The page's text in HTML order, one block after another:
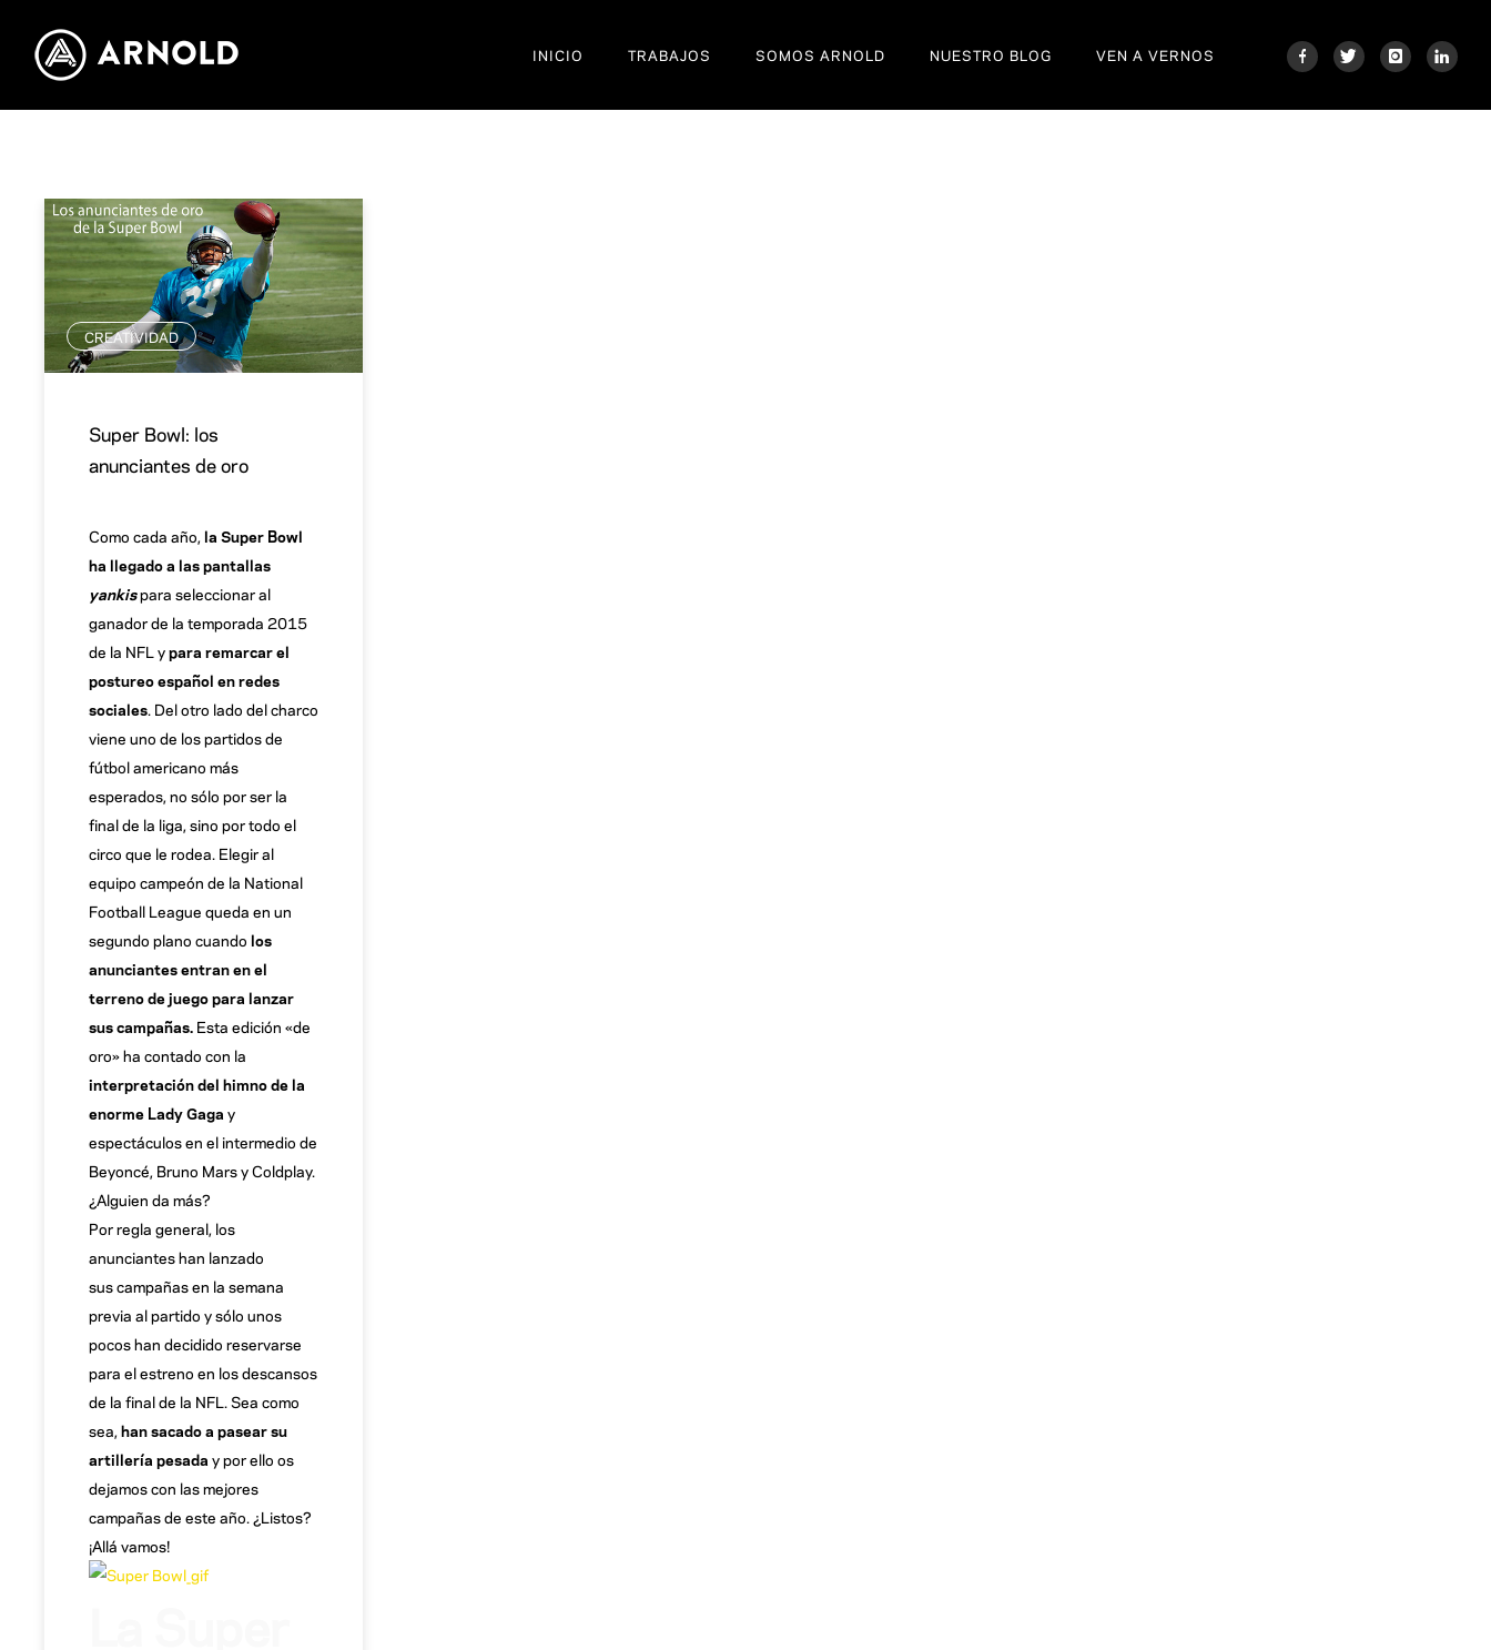
INICIO TRABAJOS SOMOS ARNOLD NUESTRO BLOG VEN A VERNOS
CREATIVIDAD
Super Bowl: los
anunciantes de oro
Como cada año, la Super Bowl
ha llegado a las pantallas
yankispara seleccionar al
ganador de la temporada 2015
de la NFL ypara remarcar el
postureo español en redes
sociales . Del otro lado del charco
viene uno de los partidos de
fútbol americano más
esperados, no sólo por ser la
final de la liga, sino por todo el
circo que le rodea. Elegir al
equipo campeón de la National
Football League queda en un
segundo plano cuando los
anunciantes entran en el
terreno de juego para lanzar
sus campañas. Esta edición «de
oro» ha contado con la
interpretación del himno de la
enorme Lady Gaga y
espectáculos en el intermedio de
Beyoncé, Bruno Mars y Coldplay.
¿Alguien da más?
Por regla general, los
anunciantes han lanzado
sus campañas en la semana
previa al partido y sólo unos
pocos han decidido reservarse
para el estreno en los descansos
de la final de la NFL. Sea como
sea, han sacado a pasear su
artillería pesada y por ello os
dejamos con las mejores
campañas de este año. ¿Listos?
¡Allá vamos!